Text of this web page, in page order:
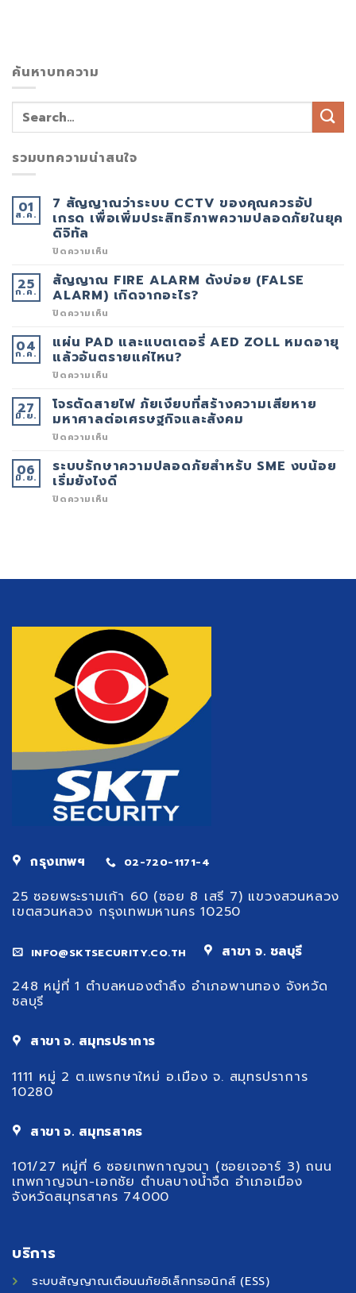
ค้นหาบทความ
รวมบทความน่าสนใจ
01
ส.ค.
7 สัญญาณว่าระบบ CCTV ของคุณควรอัป
เกรด เพื่อเพิ่มประสิทธิภาพความปลอดภัยในยุค
ดิจิทัล
ปิดความเห็น
ว่า
ระบบ
CCTV
อัป
เกรด
เพื่อ
ปลอดภัย
ใน
ยุค
25
ก.ค.
สัญญาณ FIRE ALARM ดังบ่อย (FALSE
ALARM) เกิดจากอะไร?
ปิดความเห็น
ALARM
ดัง
บ่อย
จาก
อะไร?
04
ก.ค.
แผ่น PAD และแบตเตอรี่ AED ZOLL หมดอายุ
แล้วอันตรายแค่ไหน?
ปิดความเห็น
และ
แบตเตอรี่
AED
แล้ว
อันตราย
แค่
27
มิ.ย.
โจรตัดสายไฟ ภัยเงียบที่สร้างความเสียหาย
มหาศาลต่อเศรษฐกิจและสังคม
ปิดความเห็น
สาย
ไฟ
ภัย
เศรษฐกิจ
06
มิ.ย.
ระบบรักษาความปลอดภัยสำหรับ SME งบน้อย
เริ่มยังไงดี
ปิดความเห็น
น้อย
กรุงเทพฯ 02-720-1171-4
25 ซอยพระรามเก้า 60 (ซอย 8 เสรี 7) แขวงสวนหลวง
เขตสวนหลวง กรุงเทพมหานคร 10250
INFO@SKTSECURITY.CO.TH
สาขา จ. ชลบุรี
248 หมู่ที่ 1 ตำบลหนองตำลึง อำเภอพานทอง จังหวัด
ชลบุรี
สาขา จ. สมุทรปราการ
1111 หมู่ 2 ต.แพรกษาใหม่ อ.เมือง จ. สมุทรปราการ
10280
สาขา จ. สมุทรสาคร
101/27 หมู่ที่ 6 ซอยเทพกาญจนา (ซอยเจอาร์ 3) ถนน
เทพกาญจนา-เอกชัย ตำบลบางน้ำจืด อำเภอเมือง
จังหวัดสมุทรสาคร 74000
บริการ
ระบบสัญญาณเตือนนภัยอิเล็กทรอนิกส์ (ESS)